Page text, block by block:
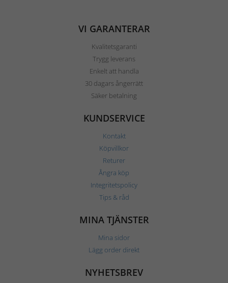
VI GARANTERAR
Kvalitetsgaranti
Trygg leverans
Enkelt att handla
30 dagars ångerrätt
Säker betalning
KUNDSERVICE
Kontakt
Köpvillkor
Returer
Ångra köp
Integritetspolicy
Tips & råd
MINA TJÄNSTER
Mina sidor
Lägg order direkt
NYHETSBREV